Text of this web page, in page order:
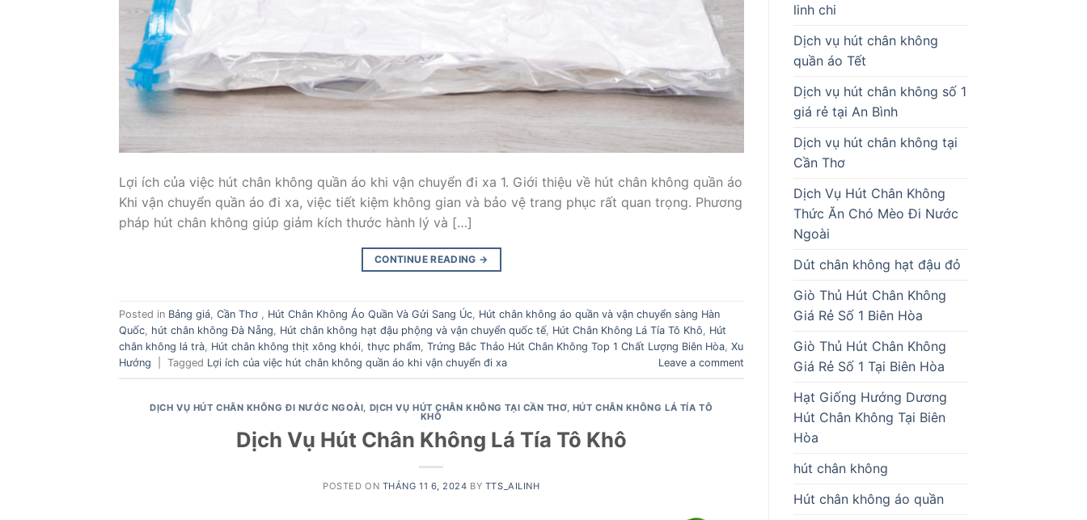
Lợi ích của việc hút chân không quần áo khi vận chuyển đi xa 1. Giới thiệu về hút chân không quần áo
Khi vận chuyển quần áo đi xa, việc tiết kiệm không gian và bảo vệ trang phục rất quan trọng. Phương
pháp hút chân không giúp giảm kích thước hành lý và […]
CONTINUE READING →
Posted in Bảng giá, Cần Thơ , Hút Chân Không Áo Quần Và Gửi Sang Úc, Hút chân không áo quần và vận chuyển sàng Hàn
Quốc, hút chân không Đà Nẵng, Hút chân không hạt đậu phộng và vận chuyển quốc tế, Hút Chân Không Lá Tía Tô Khô, Hút
chân không lá trà, Hút chân không thịt xông khói, thực phẩm, Trứng Bắc Thảo Hút Chân Không Top 1 Chất Lượng Biên Hòa, Xu
Hướng
Tagged Lợi ích của việc hút chân không quần áo khi vận chuyển đi xa Leave a comment
DỊCH VỤ HÚT CHÂN KHÔNG ĐI NƯỚC NGOÀI, DỊCH VỤ HÚT CHÂN KHÔNG TẠI CẦN THƠ, HÚT CHÂN KHÔNG LÁ TÍA TÔ
KHÔ
Dịch Vụ Hút Chân Không Lá Tía Tô Khô
POSTED ON THÁNG 11 6, 2024 BY TTS_AILINH
linh chi
Dịch vụ hút chân không
quần áo Tết
Dịch vụ hút chân không số 1
giá rẻ tại An Bình
Dịch vụ hút chân không tại
Cần Thơ
Dịch Vụ Hút Chân Không
Thức Ăn Chó Mèo Đi Nước
Ngoài
Dút chân không hạt đậu đỏ
Giò Thủ Hút Chân Không
Giá Rẻ Số 1 Biên Hòa
Giò Thủ Hút Chân Không
Giá Rẻ Số 1 Tại Biên Hòa
Hạt Giống Hướng Dương
Hút Chân Không Tại Biên
Hòa
hút chân không
Hút chân không áo quần